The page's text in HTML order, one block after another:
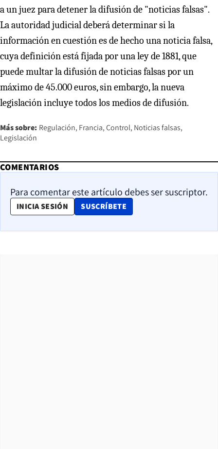
a un juez para detener la difusión de "noticias falsas".
La autoridad judicial deberá determinar si la
información en cuestión es de hecho una noticia falsa,
cuya definición está fijada por una ley de 1881, que
puede multar la difusión de noticias falsas por un
máximo de 45.000 euros, sin embargo, la nueva
legislación incluye todos los medios de difusión.
Más sobre: Regulación Francia Control Noticias falsas
Legislación
COMENTARIOS
Para comentar este artículo debes ser suscriptor.
INICIA SESIÓN SUSCRÍBETE
OPENS IN NEW WINDOW